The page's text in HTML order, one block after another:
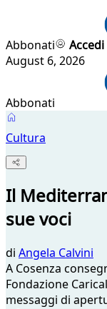
Abbonati
Accedi
August 6, 2026
Abbonati
Cultura
Il
sue voci
di Angela Calvini
A Cosenza
Fondazione
messaggi di